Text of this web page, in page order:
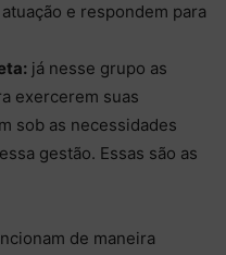
e respondem para
já nesse grupo as
exercerem suas
sob as necessidades
gestão. Essas são as
de maneira